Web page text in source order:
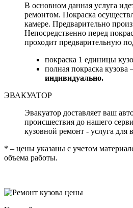
В основном данная услуга
ремонтом. Покраска
камере. Предварительно
Непосредственно перед
проходит предварительную
покраска 1 единицы
полная покраска кузова
индивидуально.
ЭВАКУАТОР
Эвакуатор доставляет ваш
происшествия до нашего
кузовной ремонт - услуга для
* – цены указаны с учетом
объема работы.